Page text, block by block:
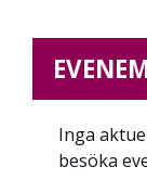
Inga
besöka